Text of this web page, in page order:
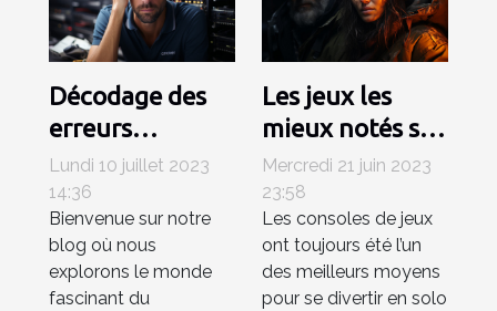
Décodage des
erreurs
informatiques
communes et
solutions
pratiques sur
Fatal-error.net
Lundi 10 juillet 2023
14:36
Bienvenue sur notre
blog où nous
explorons le monde
fascinant du
Les jeux les
mieux notés sur
la PlayStation 5
Mercredi 21 juin 2023
23:58
Les consoles de jeux
ont toujours été l’un
des meilleurs moyens
pour se divertir en solo